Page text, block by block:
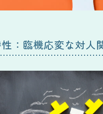
：臨機応変な対人